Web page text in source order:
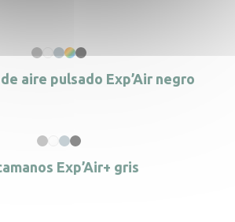
aire pulsado Exp’Air negro
Exp’Air+ gris